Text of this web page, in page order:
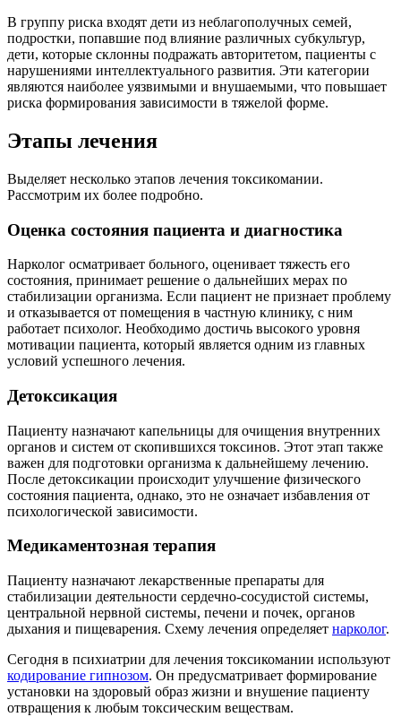
В группу риска входят дети из неблагополучных семей,
подростки, попавшие под влияние различных субкультур,
дети, которые склонны подражать авторитетом, пациенты с
нарушениями интеллектуального развития. Эти категории
являются наиболее уязвимыми и внушаемыми, что повышает
риска формирования зависимости в тяжелой форме.
Этапы лечения
Выделяет несколько этапов лечения токсикомании.
Рассмотрим их более подробно.
Оценка состояния пациента и диагностика
Нарколог осматривает больного, оценивает тяжесть его
состояния, принимает решение о дальнейших мерах по
стабилизации организма. Если пациент не признает проблему
и отказывается от помещения в частную клинику, с ним
работает психолог. Необходимо достичь высокого уровня
мотивации пациента, который является одним из главных
условий успешного лечения.
Детоксикация
Пациенту назначают капельницы для очищения внутренних
органов и систем от скопившихся токсинов. Этот этап также
важен для подготовки организма к дальнейшему лечению.
После детоксикации происходит улучшение физического
состояния пациента, однако, это не означает избавления от
психологической зависимости.
Медикаментозная терапия
Пациенту назначают лекарственные препараты для
стабилизации деятельности сердечно-сосудистой системы,
центральной нервной системы, печени и почек, органов
дыхания и пищеварения. Схему лечения определяет нарколог.
Сегодня в психиатрии для лечения токсикомании используют
кодирование гипнозом. Он предусматривает формирование
установки на здоровый образ жизни и внушение пациенту
отвращения к любым токсическим веществам.